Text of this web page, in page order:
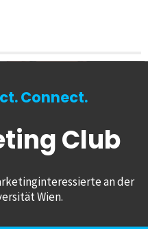
Connect.
Club
an der
Wien.